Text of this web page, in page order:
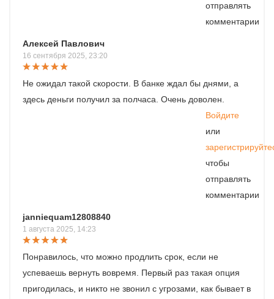
отправлять
комментарии
Алексей Павлович
16 сентября 2025, 23:20
Не ожидал такой скорости. В банке ждал бы днями, а
здесь деньги получил за полчаса. Очень доволен.
Войдите
или
чтобы
отправлять
комментарии
janniequam12808840
1 августа 2025, 14:23
Понравилось, что можно продлить срок, если не
успеваешь вернуть вовремя. Первый раз такая опция
пригодилась, и никто не звонил с угрозами, как бывает в